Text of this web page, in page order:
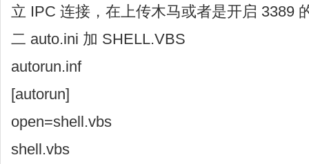
立 IPC 连接，在上传木马或者是开启 3389
二 auto.ini 加 SHELL.VBS
autorun.inf
[autorun]
open=shell.vbs
shell.vbs